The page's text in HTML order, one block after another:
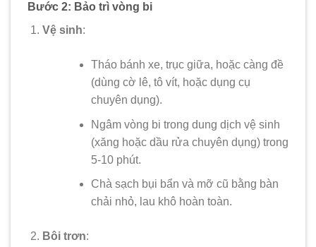
Bước 2: Bảo trì vòng bi
Vệ sinh:
Tháo bánh xe, trục giữa, hoặc càng đề
(dùng cờ lê, tô vít, hoặc dụng cụ
chuyên dụng).
Ngâm vòng bi trong dung dịch vệ sinh
(xăng hoặc dầu rửa chuyên dụng) trong
5-10 phút.
Chà sạch bụi bẩn và mỡ cũ bằng bàn
chải nhỏ, lau khô hoàn toàn.
Bôi trơn: